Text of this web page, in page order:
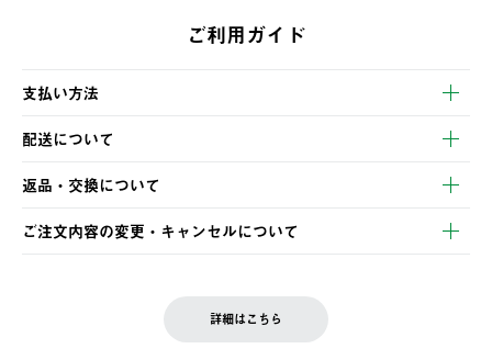
ご利用ガイド
支払い方法
以下のいずれかの方法でお支払いいただけます。
・クレジットカード決済
・コンビニ決済
・Pay-easy決済
配送について
【発送スケジュール】
ご注文・ご入金完了より2営業日以内に商品を発送いたします。
土日祝の発送はございませんので、木曜日以降のご注文は週明け
の発送となる場合がございます。
返品・交換について
※お客様都合の場合
お客様都合の返品にかかる送料は、お客様ご負担とさせていただ
ご注文内容の変更・キャンセルについて
LOGOS FAMILY会員の方は、会員マイページ内 購入履歴画面に
詳細はこちら